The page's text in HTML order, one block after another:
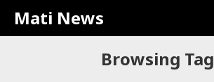
Mati News
Browsing Tag